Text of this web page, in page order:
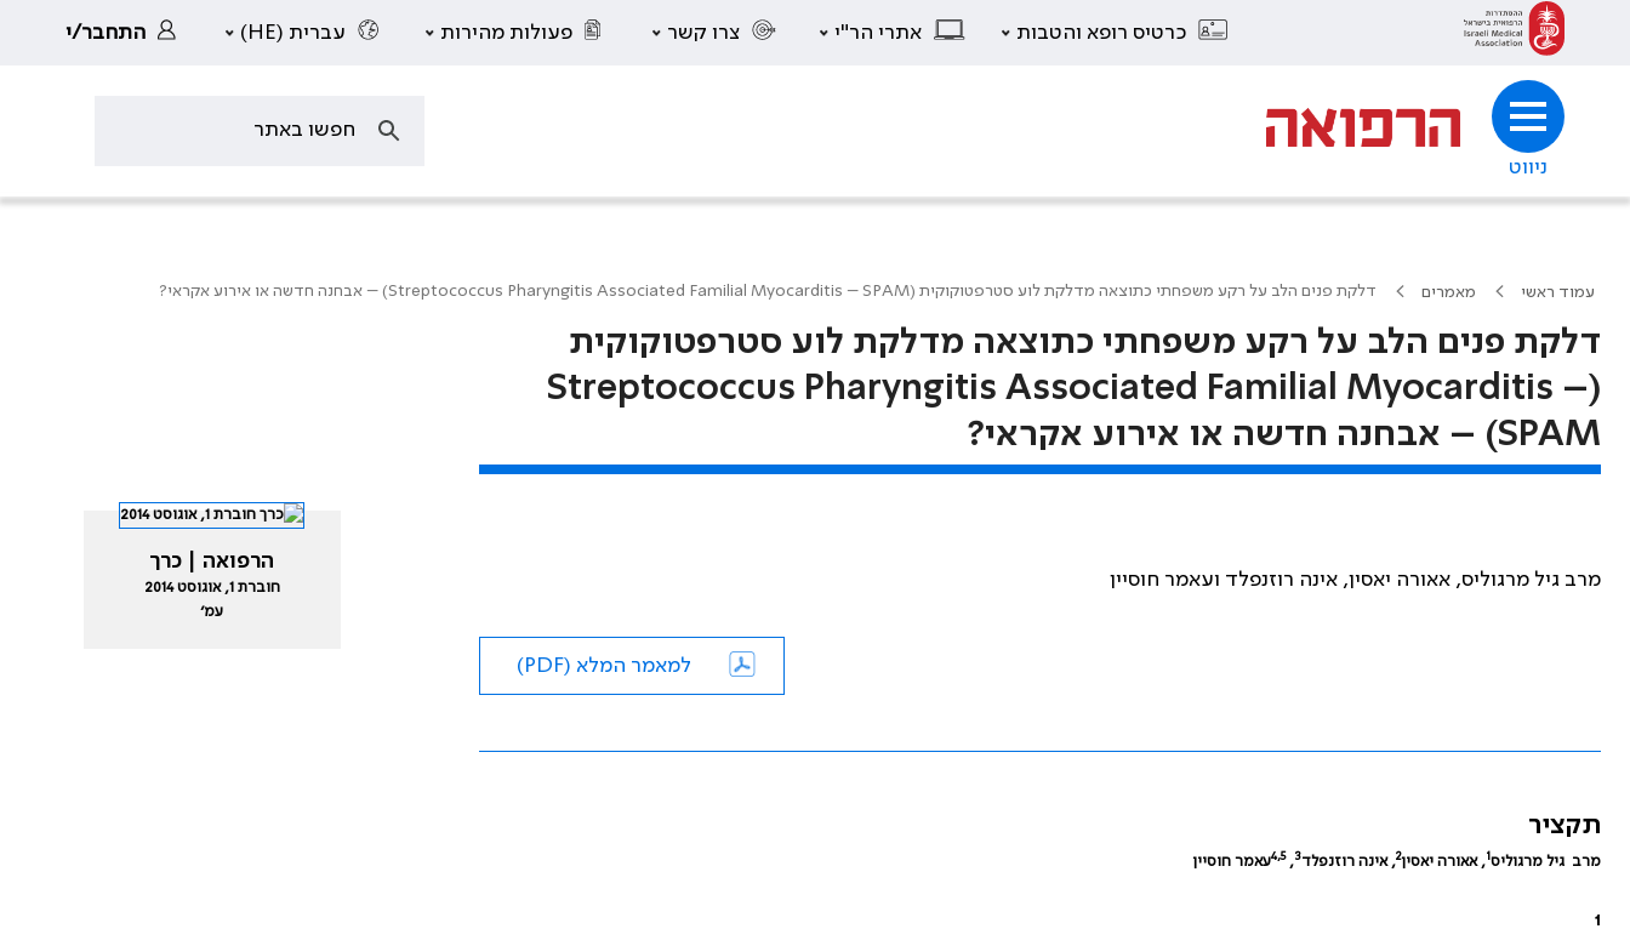
כרטיס רופא והטבות אתרי הר"י צרו קשר פעולות מהירות עברית (HE) התחבר/י
ניווט
עמוד ראשי מאמרים דלקת פנים הלב על רקע משפחתי כתוצאה מדלקת לוע סטרפטוקוקית (Streptococcus Pharyngitis Associated Familial Myocarditis – SPAM) – אבחנה חדשה או אירוע אקראי?
דלקת פנים הלב על רקע משפחתי כתוצאה מדלקת לוע סטרפטוקוקית
(Streptococcus Pharyngitis Associated Familial Myocarditis –
SPAM) – אבחנה חדשה או אירוע אקראי?
מרב גיל מרגוליס, אאורה יאסין, אינה רוזנפלד ועאמר חוסיין
למאמר המלא (PDF)
תקציר
מרב גיל מרגוליס1, אאורה יאסין2
, אינה רוזנפלד3
,
4,5עאמר חוסיין
1
הרפואה | כרך
חוברת 1, אוגוסט 2014
עמ׳